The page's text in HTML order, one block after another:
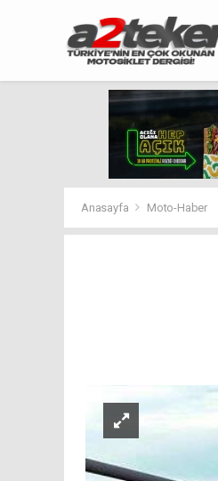
Anasayfa Moto-Haber